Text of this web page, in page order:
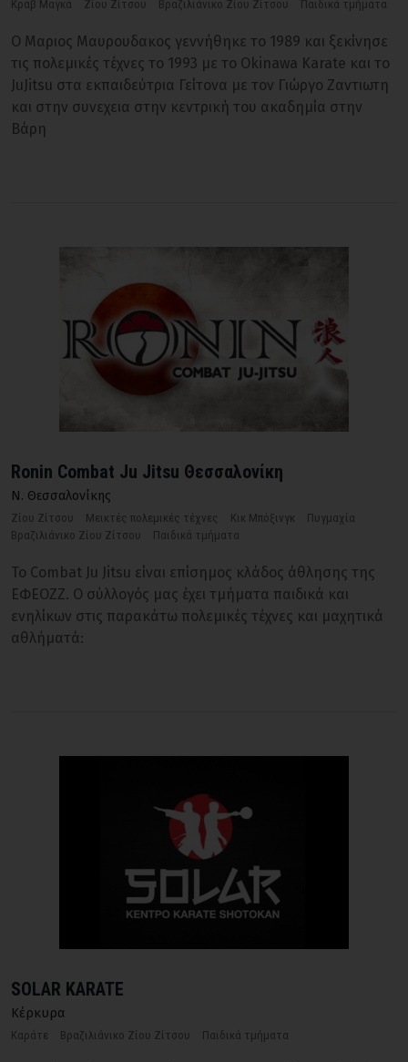
Κραβ Μαγκά Ζίου Ζίτσου Βραζιλιάνικο Ζίου Ζίτσου Παιδικά τμήματα
Ο Μαριος Μαυρουδακος γεννήθηκε το 1989 και ξεκίνησε
τις πολεμικές τέχνες το 1993 με το Okinawa Karate και το
JuJitsu στα εκπαιδεύτρια Γείτονα με τον Γιώργο Ζαντιωτη
και στην συνεχεια στην κεντρική του ακαδημία στην
Βάρη
Ronin Combat Ju Jitsu Θεσσαλονίκη
Ν. Θεσσαλονίκης
Ζίου Ζίτσου Μεικτές πολεμικές τέχνες Κικ Μπόξινγκ
Πυγμαχία
Βραζιλιάνικο Ζίου Ζίτσου
Παιδικά τμήματα
Το Combat Ju Jitsu είναι επίσημος κλάδος άθλησης της
ΕΦΕΟΖΖ. O σύλλογός μας έχει τμήματα παιδικά και
ενηλίκων στις παρακάτω πολεμικές τέχνες και μαχητικά
αθλήματά:
SOLAR KARATE
Κέρκυρα
Καράτε Βραζιλιάνικο Ζίου Ζίτσου Παιδικά τμήματα